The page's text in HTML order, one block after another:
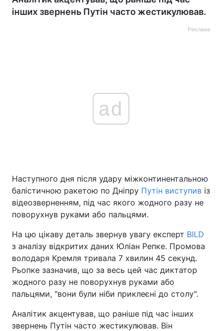
Україна Політика
Спорт Наука
Техно і зв'язок Лайт
Зброя Інциденти
Здоров'я Туризм
Цікавинки Погода
інших звернень Путін часто жестикулював.
Реклама
ad
Наступного дня після удару міжконтинентальною
балістичною ракетою по Дніпру Путін виступив із
відеозверненням, під час якого жодного разу не
поворухнув руками або пальцями.
На цю цікаву деталь звернув увагу експерт BILD
з аналізу відкритих даних Юліан Репке. Промова
володаря Кремля тривала 7 хвилин 45 секунд.
Рьопке зазначив, що за весь цей час диктатор
жодного разу не поворухнув руками або
пальцями, "вони були ніби приклеєні до столу".
Аналітик акцентував, що раніше під час інших
звернень Путін часто жестикулював. Він